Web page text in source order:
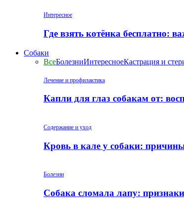
Интересное
Где взять котёнка бесплатно:
Собаки
ВсеБолезниИнтересноеКастрация и
Лечение и профилактика
Капли для глаз собакам от:
Содержание и уход
Кровь в кале у собаки:
Болезни
Собака сломала лапу: